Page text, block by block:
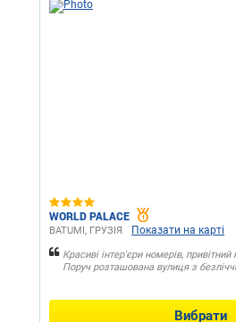
WORLD PALACE
BATUMI, ГРУЗІЯ Показати на карті
Красиві інтер'єри номерів, привітний
Поруч розташована вулиця з
Вибрати